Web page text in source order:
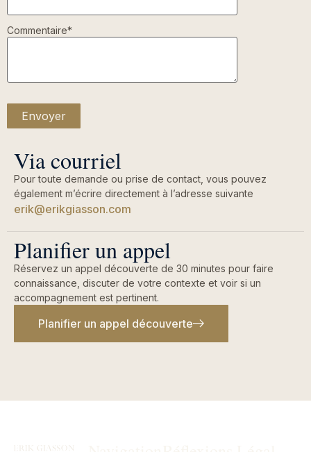
Commentaire*
Envoyer
Via courriel
Pour toute demande ou prise de contact, vous pouvez
également m’écrire directement à l’adresse suivante
erik@erikgiasson.com
Planifier un appel
Réservez un appel découverte de 30 minutes pour faire
connaissance, discuter de votre contexte et voir si un
accompagnement est pertinent.
Planifier un appel découverte